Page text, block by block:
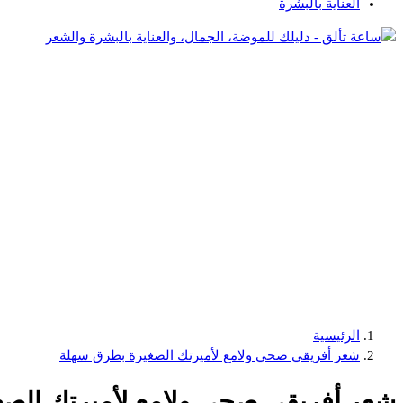
العناية بالبشرة
الرئيسية
شعر أفريقي صحي ولامع لأميرتك الصغيرة بطرق سهلة